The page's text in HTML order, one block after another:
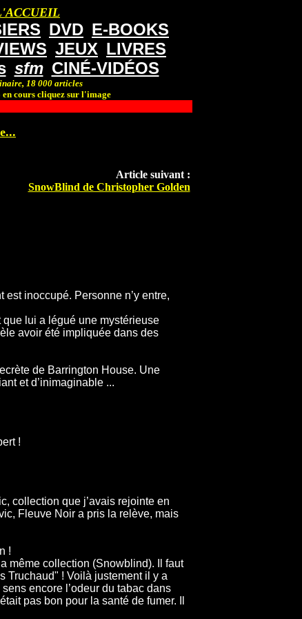
DVD E-BOOKS
JEUX LIVRES
sfm CINÉ-VIDÉOS
18 000 articles
cours cliquez sur l'image
Article suivant :
SnowBlind de Christopher Golden
inoccupé. Personne n’y entre,
lui a légué une mystérieuse
avoir été impliquée dans des
de Barrington House. Une
et d’inimaginable ...
!
collection que j’avais rejointe en
Fleuve Noir a pris la relève, mais
!
même collection (Snowblind). Il faut
Truchaud" ! Voilà justement il y a
encore l’odeur du tabac dans
pas bon pour la santé de fumer. Il